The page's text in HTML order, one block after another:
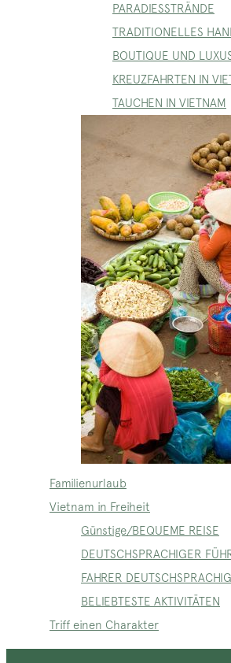
PARADIESSTRÄNDE
TRADITIONELLES
BOUTIQUE UND
KREUZFAHRTEN IN
TAUCHEN IN VIETNAM
Familienurlaub
Vietnam in Freiheit
Günstige/BEQUEME REISE
DEUTSCHSPRACHIGER
FAHRER
BELIEBTESTE AKTIVITÄTEN
Triff einen Charakter